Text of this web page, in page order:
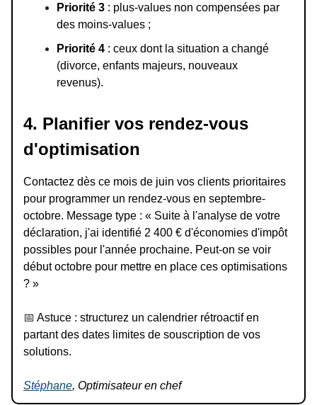
Priorité 3 : plus-values non compensées par
des moins-values ;
Priorité 4 : ceux dont la situation a changé
(divorce, enfants majeurs, nouveaux
revenus).
4. Planifier vos rendez-vous
d'optimisation
Contactez dès ce mois de juin vos clients prioritaires
pour programmer un rendez-vous en septembre-
octobre. Message type : « Suite à l'analyse de votre
déclaration, j'ai identifié 2 400 € d'économies d'impôt
possibles pour l'année prochaine. Peut-on se voir
début octobre pour mettre en place ces optimisations
? »
📅 Astuce : structurez un calendrier rétroactif en
partant des dates limites de souscription de vos
solutions.
Stéphane, Optimisateur en chef